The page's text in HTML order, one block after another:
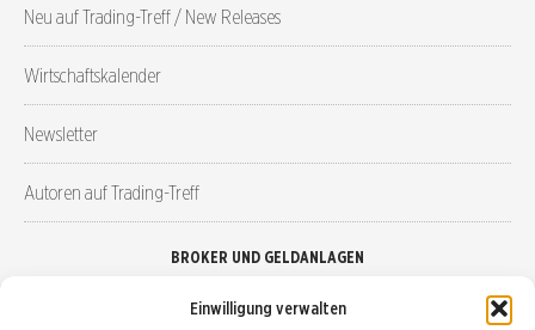
Einwilligung verwalten
Neu auf Trading-Treff / New Releases
Wirtschaftskalender
Newsletter
Autoren auf Trading-Treff
BROKER UND GELDANLAGEN